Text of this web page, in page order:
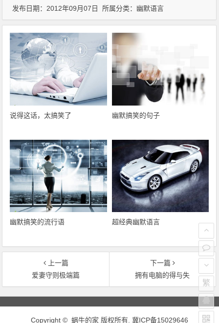
发布日期：2012年09月07日 所属分类： 幽默语言
说得这话，太搞笑了 幽默搞笑的句子
幽默搞笑的流行语 超经典幽默语言
上一篇
爱妻守则极端篇
下一篇
拥有电脑的得与失
文章导航
Copyright © 蜗牛的家 版权所有. 冀ICP备15029646
繁